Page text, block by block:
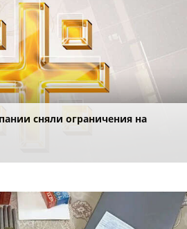
сняли ограничения на